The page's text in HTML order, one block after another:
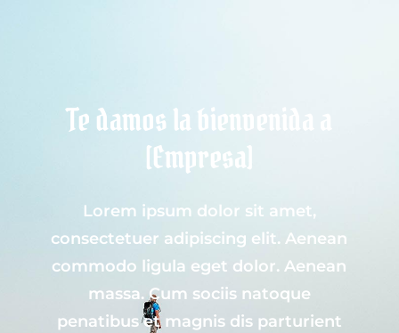
Te damos la bienvenida a
[Empresa]
Lorem ipsum dolor sit amet,
consectetuer adipiscing elit. Aenean
commodo ligula eget dolor. Aenean
massa. Cum sociis natoque
penatibus et magnis dis parturient